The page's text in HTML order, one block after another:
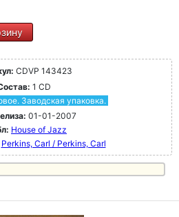
CDVP 143423
1 CD
Заводская упаковка.
01-01-2007
House of Jazz
Perkins, Carl / Perkins, Carl